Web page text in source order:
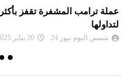
لتداولها
شمس اليوم نيوز 24 20 يناير 2025